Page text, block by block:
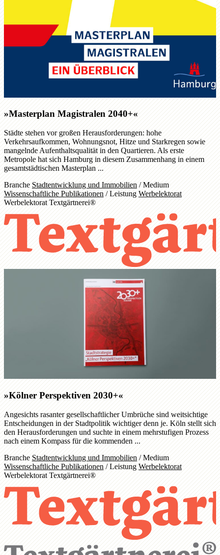
»Masterplan Magistralen 2040+«
Städte stehen vor großen Herausforderungen: hohe
Verkehrsaufkommen, Wohnungsnot, Hitze und Starkregen sowie
mangelnde Aufenthaltsqualität in den Quartieren. Als erste
Metropole hat sich Hamburg in diesem Zusammenhang in einem
gesamtstädtischen Masterplan ...
BrancheStadtentwicklung und Immobilien/Medium
Wissenschaftliche Publikationen/LeistungWerbelektorat
Werbelektorat Textgärtnerei®
»Kölner Perspektiven 2030+«
Angesichts rasanter gesellschaftlicher Umbrüche sind weitsichtige
Entscheidungen in der Stadtpolitik wichtiger denn je. Köln stellt sich
den Herausforderungen und suchte in einem mehrstufigen Prozess
nach einem Kompass für die kommenden ...
BrancheStadtentwicklung und Immobilien/Medium
Wissenschaftliche Publikationen/LeistungWerbelektorat
Werbelektorat Textgärtnerei®